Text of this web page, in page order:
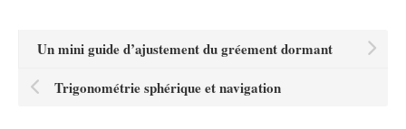
Un mini guide d’ajustement du gréement dormant
Trigonométrie sphérique et navigation